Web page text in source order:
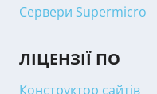
Сервери Supermicro
ЛІЦЕНЗІЇ ПО
Конструктор сайтів